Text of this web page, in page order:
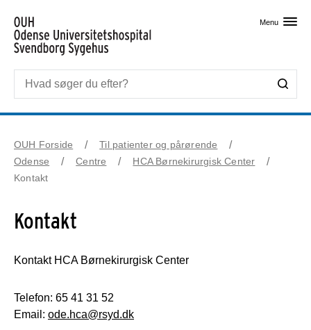
Menu
OUH Forside
Til patienter og pårørende
Odense
Centre
HCA Børnekirurgisk Center
Kontakt
Kontakt
Kontakt HCA Børnekirurgisk Center
Telefon: 65 41 31 52
Email: ode.hca@rsyd.dk